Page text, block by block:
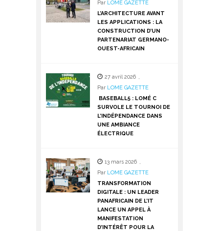
Par LOME GAZETTE
L’ARCHITECTURE AVANT
LES APPLICATIONS : LA
CONSTRUCTION D’UN
PARTENARIAT GERMANO-
OUEST-AFRICAIN
27 avril 2026 ,
Par LOME GAZETTE
BASEBALL5 : LOMÉ C
SURVOLE LE TOURNOI DE
L’INDÉPENDANCE DANS
UNE AMBIANCE
ÉLECTRIQUE
13 mars 2026 ,
Par LOME GAZETTE
TRANSFORMATION
DIGITALE : UN LEADER
PANAFRICAIN DE L’IT
LANCE UN APPEL À
MANIFESTATION
D’INTÉRÊT POUR LA